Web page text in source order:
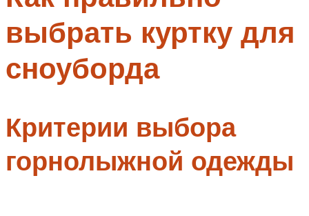
Меню
выбрать куртку для
сноуборда
Критерии выбора
горнолыжной одежды